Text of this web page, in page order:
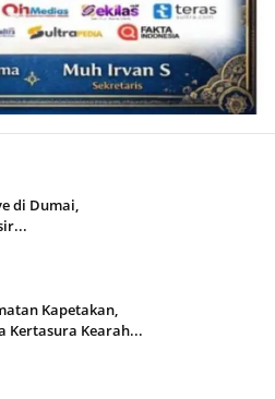
di Dumai,
Kapetakan,
Kertasura Kearah...